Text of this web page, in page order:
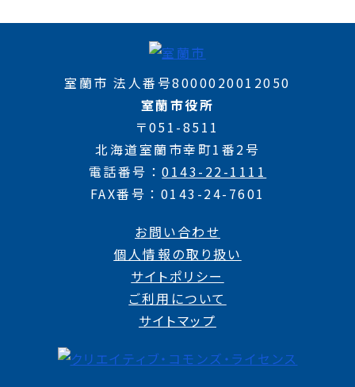
室蘭市 法人番号8000020012050
室蘭市役所
〒051-8511
北海道室蘭市幸町1番2号
電話番号
0143-22-1111
FAX番号
0143-24-7601
お問い合わせ
個人情報の取り扱い
サイトポリシー
ご利用について
サイトマップ